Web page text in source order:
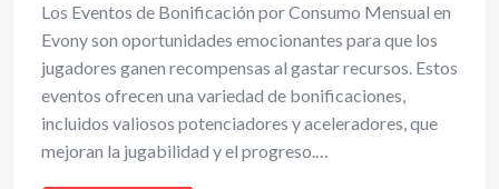
Los Eventos de Bonificación por Consumo Mensual en
Evony son oportunidades emocionantes para que los
jugadores ganen recompensas al gastar recursos. Estos
eventos ofrecen una variedad de bonificaciones,
incluidos valiosos potenciadores y aceleradores, que
mejoran la jugabilidad y el progreso.…